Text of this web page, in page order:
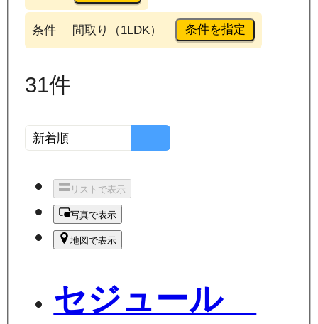
条件 間取り（1LDK） 条件を指定
31件
リストで表示
写真で表示
地図で表示
セジュール